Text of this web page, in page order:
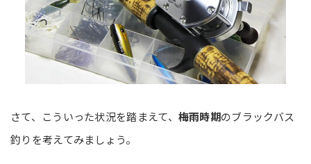
さて、こういった状況を踏まえて、 梅雨時期のブラックバス
釣りを考えてみましょう。